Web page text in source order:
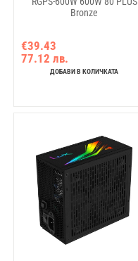
Bronze
€39.43
77.12 лв.
ДОБАВИ В КОЛИЧКАТА